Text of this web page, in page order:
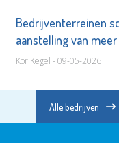
Bedrijventerreinen
aanstelling van meer
Kor Kegel - 09-05-2026
Alle bedrijven